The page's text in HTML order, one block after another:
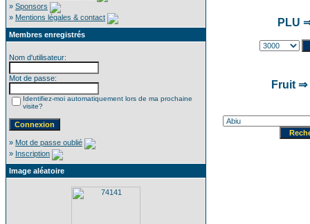
» Sponsors
» Mentions légales & contact
Membres enregistrés
Nom d'utilisateur:
Mot de passe:
Identifiez-moi automatiquement lors de ma prochaine
visite?
» Mot de passe oublié
» Inscription
Image aléatoire
PLU
Fruit ⇒